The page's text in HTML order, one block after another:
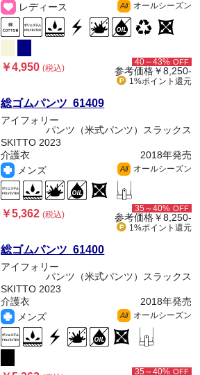
レディース
All オールシーズン
￥4,950(税込)
40～43% OFF
参考価格￥8,250-
1%ポイント 還元
総ゴムパンツ 61409
アイフォリー
パンツ（米式パンツ）スラックス
SKITTO 2023
介護衣
2018年発売
メンズ
All オールシーズン
￥5,362(税込)
35～40% OFF
参考価格￥8,250-
1%ポイント 還元
総ゴムパンツ 61400
アイフォリー
パンツ（米式パンツ）スラックス
SKITTO 2023
介護衣
2018年発売
メンズ
All オールシーズン
35～40% OFF